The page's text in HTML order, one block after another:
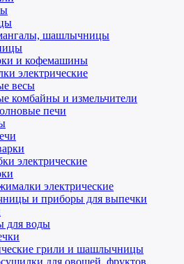
шашлычницы
и кофемашины
электрические
весы
комбайны и измельчители
печи
электрические
электрические
и приборы для выпечки
для воды
грили и шашлычницы
для овощей, фруктов,